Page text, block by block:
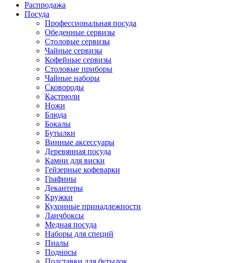
Распродажа
Посуда
Профессиональная посуда
Обеденные сервизы
Столовые сервизы
Чайные сервизы
Кофейные сервизы
Столовые приборы
Чайные наборы
Сковороды
Кастрюли
Ножи
Блюда
Бокалы
Бутылки
Винные аксессуары
Деревянная посуда
Камни для виски
Гейзерные кофеварки
Графины
Декантеры
Кружки
Кухонные принадлежности
Ланчбоксы
Медная посуда
Наборы для специй
Пиалы
Подносы
Подставки для бутылок